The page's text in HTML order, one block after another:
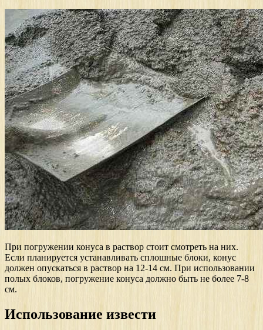
При погружении конуса в раствор стоит смотреть на них.
Если планируется устанавливать сплошные блоки, конус
должен опускаться в раствор на 12-14 см. При использовании
полых блоков, погружение конуса должно быть не более 7-8
см.
Использование извести